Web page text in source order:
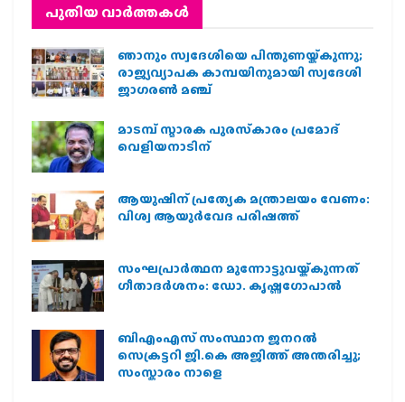
പുതിയ വാര്‍ത്തകള്‍
ഞാനും സ്വദേശിയെ പിന്തുണയ്ക്കുന്നു;
രാജ്യവ്യാപക കാമ്പയിനുമായി സ്വദേശി
ജാഗരണ്‍ മഞ്ച്
മാടമ്പ് സ്മാരക പുരസ്‌കാരം പ്രമോദ്
വെളിയനാടിന്
ആയുഷിന് പ്രത്യേക മന്ത്രാലയം വേണം:
വിശ്വ ആയുര്‍വേദ പരിഷത്ത്
സംഘപ്രാര്‍ത്ഥന മുന്നോട്ടുവയ്ക്കുന്നത്
ഗീതാദര്‍ശനം: ഡോ. കൃഷ്ണഗോപാല്‍
ബിഎംഎസ് സംസ്ഥാന ജനറൽ
സെക്രട്ടറി ജി.കെ അജിത്ത് അന്തരിച്ചു;
സംസ്കാരം നാളെ